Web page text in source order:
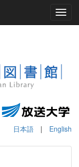
日本語 | English